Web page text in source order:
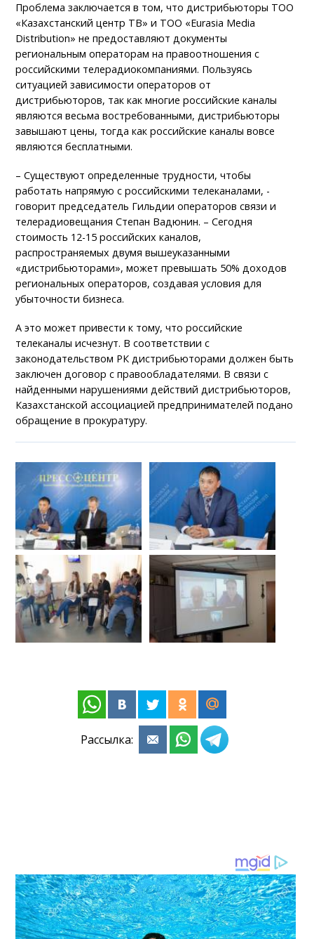
Проблема заключается в том, что дистрибьюторы ТОО
«Казахстанский центр ТВ» и ТОО «Eurasia Media
Distribution» не предоставляют документы
региональным операторам на правоотношения с
российскими телерадиокомпаниями. Пользуясь
ситуацией зависимости операторов от
дистрибьюторов, так как многие российские каналы
являются весьма востребованными, дистрибьюторы
завышают цены, тогда как российские каналы вовсе
являются бесплатными.
– Существуют определенные трудности, чтобы
работать напрямую с российскими телеканалами, -
говорит председатель Гильдии операторов связи и
телерадиовещания Степан Вадюнин. – Сегодня
стоимость 12-15 российских каналов,
распространяемых двумя вышеуказанными
«дистрибьюторами», может превышать 50% доходов
региональных операторов, создавая условия для
убыточности бизнеса.
А это может привести к тому, что российские
телеканалы исчезнут. В соответствии с
законодательством РК дистрибьюторами должен быть
заключен договор с правообладателями. В связи с
найденными нарушениями действий дистрибьюторов,
Казахстанской ассоциацией предпринимателей подано
обращение в прокуратуру.
Рассылка: